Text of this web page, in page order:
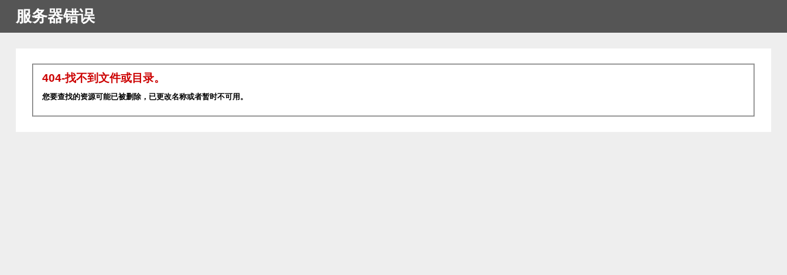
服务器错误
404-找不到文件或目录。
您要查找的资源可能已被删除，已更改名称或者暂时不可用。